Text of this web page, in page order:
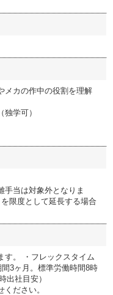
メカの作中の役割を理解
学可）
当は対象外となりま
限度として延長する場合
す。 ・フレックスタイム
3ヶ月。標準労働時間8時
出社目安）
ださい。